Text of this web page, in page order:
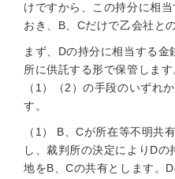
けですから、この持分に相
おき、B、Cだけで乙会社と
まず、Dの持分に相当する
所に供託する形で保管しま
（1）（2）の手段のいずれ
す。
（1） B、Cが所在等不明共
し、裁判所の決定によりD
地をB、Cの共有とします。